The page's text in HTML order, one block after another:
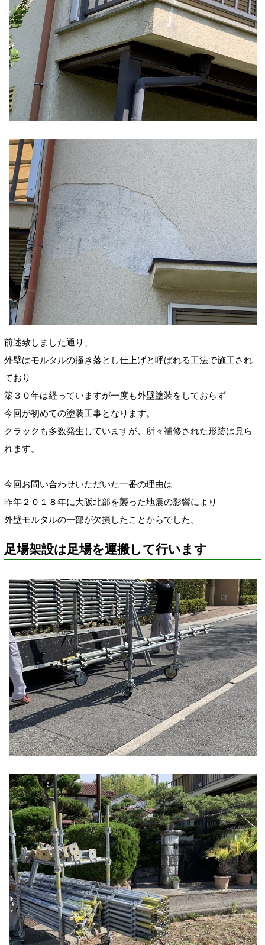
前述致しました通り、
外壁はモルタルの掻き落とし仕上げと呼ばれる工法で施工され
ており
築３０年は経っていますが一度も外壁塗装をしておらず
今回が初めての塗装工事となります。
クラックも多数発生していますが、所々補修された形跡は見ら
れます。
今回お問い合わせいただいた一番の理由は
昨年２０１８年に大阪北部を襲った地震の影響により
外壁モルタルの一部が欠損したことからでした。
足場架設は足場を運搬して行います